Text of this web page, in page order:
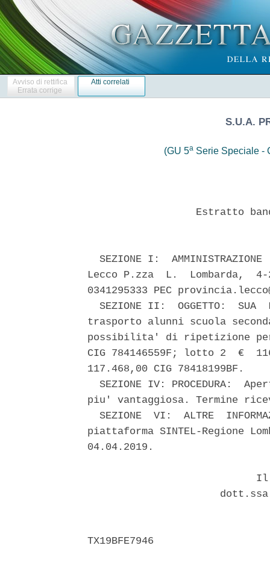
Avviso di rettifica
Errata corrige
Atti correlati
S.U.A.
(GU 5a Serie Speciale -
Estratto
SEZIONE I:  AMMINISTRAZIONE
Lecco P.zza  L.  Lombarda,
0341295333 PEC
SEZIONE II:  OGGETTO:  SUA
trasporto alunni scuola
possibilita' di ripetizione per
CIG 784146559F; lotto 2  €
117.468,00 CIG 78418199BF.
SEZIONE IV: PROCEDURA:
piu' vantaggiosa. Termine
SEZIONE  VI:  ALTRE
piattaforma SINTEL-Regione
04.04.2019.